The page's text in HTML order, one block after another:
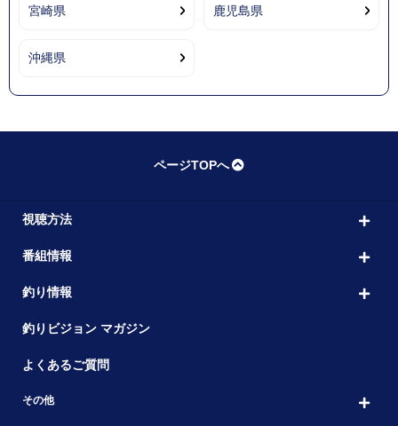
宮崎県 鹿児島県
沖縄県
ページTOPへ
視聴方法
番組情報
釣り情報
釣りビジョン マガジン
よくあるご質問
その他